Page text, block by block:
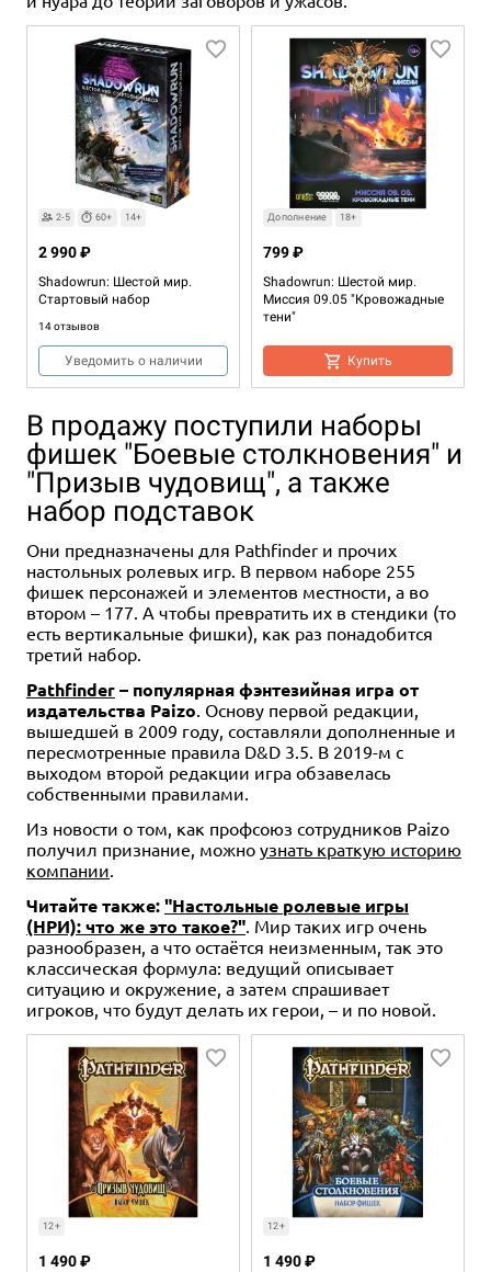
2-5 60+ 14+
Shadowrun: Шестой мир.
Стартовый набор
14 отзывов
2 990 ₽
Уведомить о наличии
Дополнение 18+
Shadowrun: Шестой мир.
Миссия 09.05 "Кровожадные
тени"
799 ₽
Купить
Дополнение 18+
Shadowrun: Шестой мир.
Миссия 09.04 "Нео-токийский
799 ₽
Купить
Дополнение 18+
Shadowrun: Шестой мир.
799 ₽
Купить
Дополнение 18+
Shadowrun: Шестой мир.
Миссия 09.02 "Что упало, то
799 ₽
Купить
Дополнение 18+
Shadowrun: Шестой мир.
2 отзыва
799 ₽
Купить
В продажу поступили наборы
фишек "Боевые столкновения" и
"Призыв чудовищ", а также
набор подставок
Они предназначены для Pathfinder и прочих
настольных ролевых игр. В первом наборе 255
фишек персонажей и элементов местности, а во
втором – 177. А чтобы превратить их в стендики (то
есть вертикальные фишки), как раз понадобится
третий набор.
Pathfinder– популярная фэнтезийная игра от
издательства Paizo. Основу первой редакции,
вышедшей в 2009 году, составляли дополненные и
пересмотренные правила D&D 3.5. В 2019-м с
выходом второй редакции игра обзавелась
собственными правилами.
Из новости о том, как профсоюз сотрудников Paizo
получил признание, можно узнать краткую историю
компании.
Читайте также:"Настольные ролевые игры
(НРИ): что же это такое?". Мир таких игр очень
разнообразен, а что остаётся неизменным, так это
классическая формула: ведущий описывает
ситуацию и окружение, а затем спрашивает
игроков, что будут делать их герои, – и по новой.
12+
1 490 ₽
12+
1 490 ₽